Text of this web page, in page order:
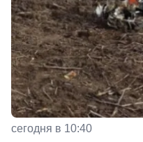
сегодня в 10:40